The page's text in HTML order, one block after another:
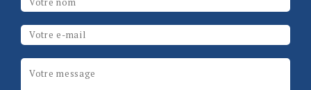
Email*
Message*